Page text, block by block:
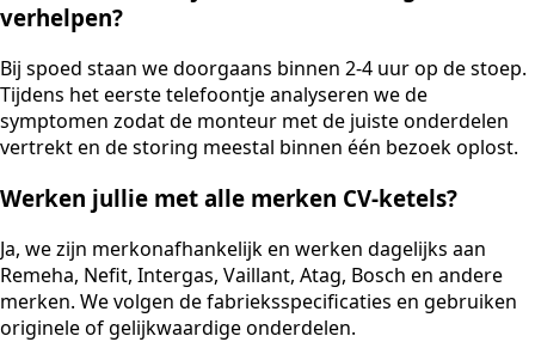
verhelpen?
Bij spoed staan we doorgaans binnen 2-4 uur op de stoep.
Tijdens het eerste telefoontje analyseren we de
symptomen zodat de monteur met de juiste onderdelen
vertrekt en de storing meestal binnen één bezoek oplost.
Werken jullie met alle merken CV-ketels?
Ja, we zijn merkonafhankelijk en werken dagelijks aan
Remeha, Nefit, Intergas, Vaillant, Atag, Bosch en andere
merken. We volgen de fabrieksspecificaties en gebruiken
originele of gelijkwaardige onderdelen.